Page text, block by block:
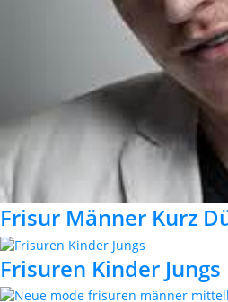
Frisur Männer Kurz
Frisuren Kinder Jungs